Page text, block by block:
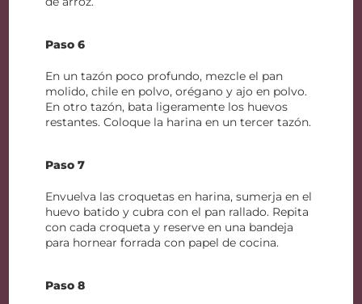
Paso 6
En un tazón poco profundo, mezcle el pan
molido, chile en polvo, orégano y ajo en polvo.
En otro tazón, bata ligeramente los huevos
restantes. Coloque la harina en un tercer tazón.
Paso 7
Envuelva las croquetas en harina, sumerja en el
huevo batido y cubra con el pan rallado. Repita
con cada croqueta y reserve en una bandeja
para hornear forrada con papel de cocina.
Paso 8